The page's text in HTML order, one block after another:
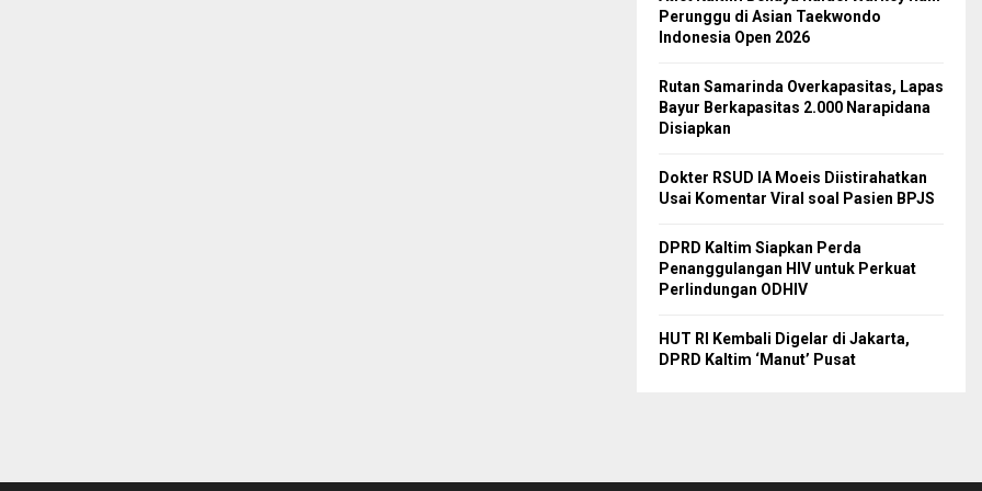
Perunggu di Asian Taekwondo
Indonesia Open 2026
Rutan Samarinda Overkapasitas, Lapas
Bayur Berkapasitas 2.000 Narapidana
Disiapkan
Dokter RSUD IA Moeis Diistirahatkan
Usai Komentar Viral soal Pasien BPJS
DPRD Kaltim Siapkan Perda
Penanggulangan HIV untuk Perkuat
Perlindungan ODHIV
HUT RI Kembali Digelar di Jakarta,
DPRD Kaltim ‘Manut’ Pusat